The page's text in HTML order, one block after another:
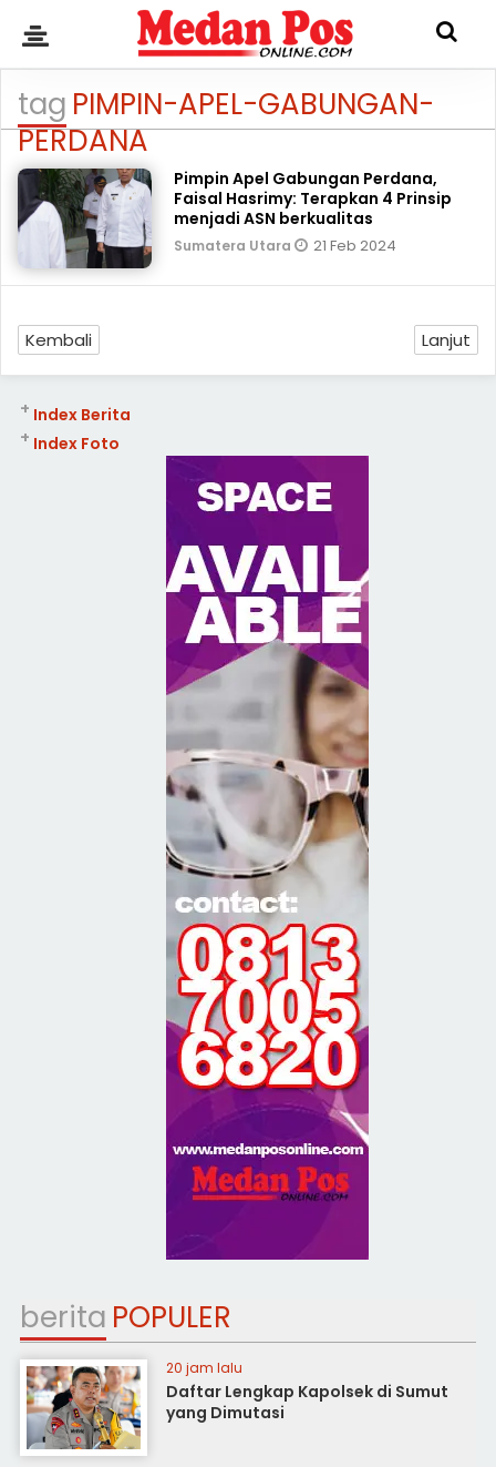
tag PIMPIN-APEL-GABUNGAN-
PERDANA
Pimpin Apel Gabungan Perdana,
Faisal Hasrimy: Terapkan 4 Prinsip
menjadi ASN berkualitas
Sumatera Utara 21 Feb 2024
Kembali Lanjut
Index Berita
+
Index Foto
+
berita POPULER
20 jam lalu
Daftar Lengkap Kapolsek di Sumut
yang Dimutasi